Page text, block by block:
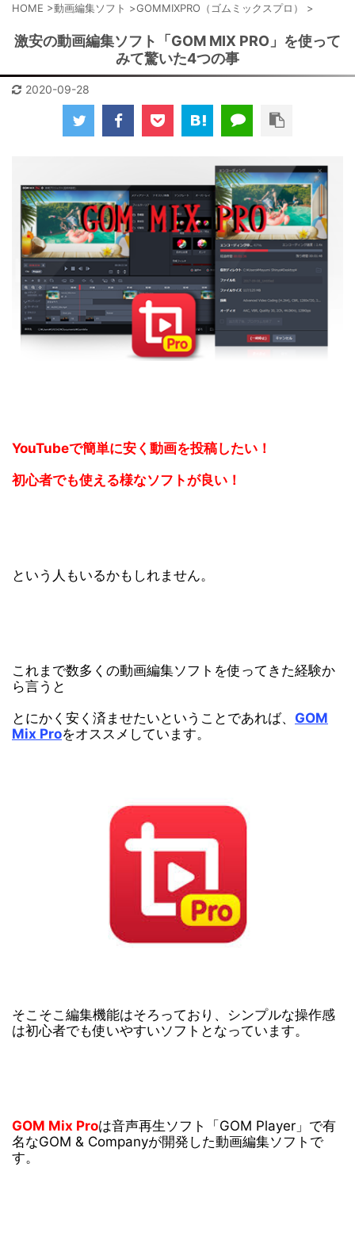
HOME >動画編集ソフト >GOMMIXPRO（ゴムミックスプロ） >
激安の動画編集ソフト「GOM MIX PRO」を使って
みて驚いた4つの事
2020-09-28
YouTubeで簡単に安く動画を投稿したい！
初心者でも使える様なソフトが良い！
という人もいるかもしれません。
これまで数多くの動画編集ソフトを使ってきた経験か
ら言うと
とにかく安く済ませたいということであれば、 GOM
Mix Proをオススメしています。
そこそこ編集機能はそろっており、シンプルな操作感
は初心者でも使いやすいソフトとなっています。
GOM Mix Proは音声再生ソフト「GOM Player」で有
名なGOM & Companyが開発した動画編集ソフトで
す。